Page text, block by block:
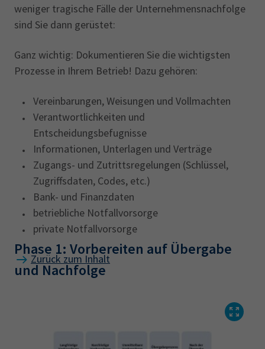
weniger tragische Fälle der Unternehmensnachfolge
sind Sie dann gerüstet:
Ganz wichtig: Dokumentieren Sie die wichtigsten
Prozesse in Ihrem Betrieb! Dazu gehören:
Vereinbarungen, Weisungen und Vollmachten
Verantwortlichkeiten und
Entscheidungsbefugnisse
Informationen, Unterlagen und Verträge
Zugangs- und Zutrittsregelungen (Schlüssel,
Zugriffsdaten, Codes, etc.)
Bank- und Finanzdaten
betriebliche Notfallvorsorge
private Notfallvorsorge
Zurück zum Inhalt
Phase 1: Vorbereiten auf Übergabe
und Nachfolge